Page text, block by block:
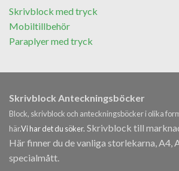
Skrivblock med tryck
Mobiltillbehör
Paraplyer med tryck
Skrivblock Anteckningsböcker
Block, skrivblock och anteckningsböcker i olika
här.Vi har det du söker. Skrivblock till
Här finner du de vanliga storlekarna, A4,
specialmått.